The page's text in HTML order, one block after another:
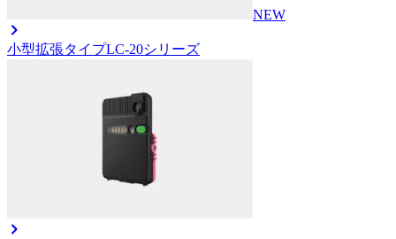
NEW
小型拡張タイプLC-20シリーズ